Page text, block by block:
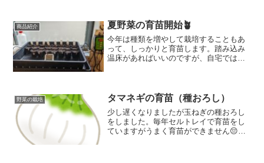
商品紹介 夏野菜の育苗開始🪴
今年は種類を増やして栽培することもあ
って、しっかりと育苗します。踏み込み
温床があればいいのですが、自宅ではで
備を紹介します。
野菜の栽培 タマネギの育苗（種おろし）
少し遅くなりましたが玉ねぎの種おろし
をしました。毎年セルトレイで育苗をし
ていますがうまく育苗ができません😔